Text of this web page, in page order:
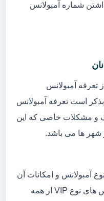
شماره آمبولانس
تعرفه آمبولانس
است تعرفه آمبولانس
و مشکلات خاصی که این
شهر ها می باشد.
آمبولانس و امکانات آن
متفاوت خواهد بود معمولا آمبولانس های نوع VIP از همه